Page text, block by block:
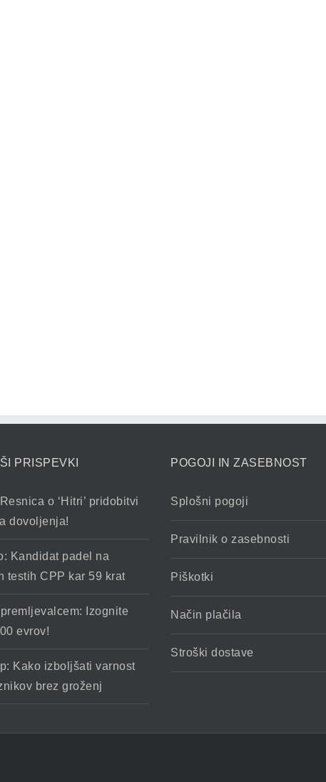
PRISPEVKI
o ‘Hitri’ pridobitvi
dovoljenja!
Kandidat padel na
testih CPP kar 59 krat
Izognite
evrov!
Kako izboljšati varnost
brez groženj
POGOJI IN ZASEBNOST
Splošni pogoji
Pravilnik o zasebnosti
Piškotki
Način plačila
Stroški dostave